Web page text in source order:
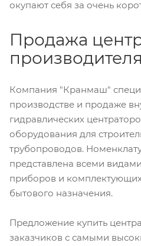
окупают себя за очень
Продажа
производителя
Компания "Кранмаш"
производстве и продаже
гидравлических
оборудования для
трубопроводов.
представлена всеми
приборов и
бытового назначения.
Предложение купить
заказчиков с самыми